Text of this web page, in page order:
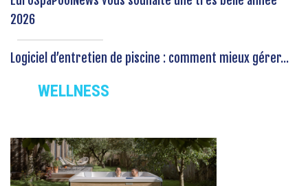
2026
Logiciel d’entretien de piscine : comment mieux gérer...
WELLNESS